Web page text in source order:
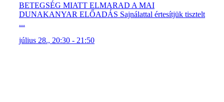
BETEGSÉG MIATT ELMARAD A MAI
DUNAKANYAR ELŐADÁS Sajnálattal értesítjük tisztelt
...
július 28., 20:30 - 21:50